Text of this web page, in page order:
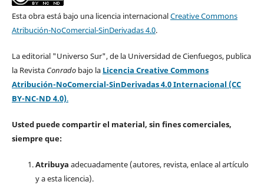
Esta obra está bajo una licencia internacionalCreative Commons
Atribución-NoComercial-SinDerivadas 4.0.
La editorial "Universo Sur", de la Universidad de Cienfuegos, publica
la Revista Conradobajo la Licencia Creative Commons
Atribución-NoComercial-SinDerivadas 4.0 Internacional (CC
BY-NC-ND 4.0).
Usted puede compartir el material, sin fines comerciales,
siempre que:
Atribuya adecuadamente (autores, revista, enlace al artículo
y a esta licencia).